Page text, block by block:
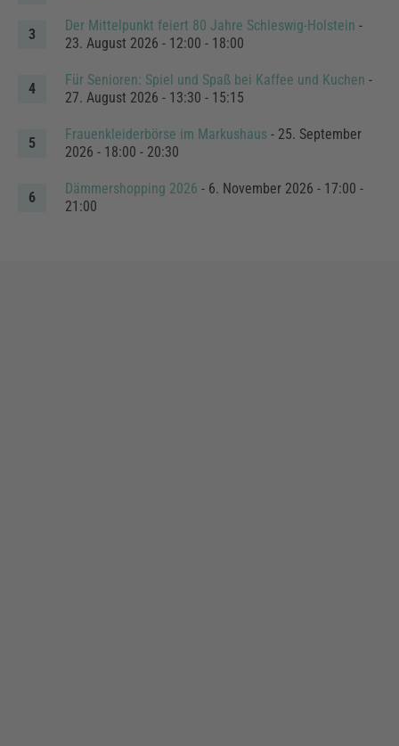
Der Mittelpunkt feiert 80 Jahre Schleswig-Holstein -
23. August 2026 - 12:00 - 18:00
Für Senioren: Spiel und Spaß bei Kaffee und Kuchen -
27. August 2026 - 13:30 - 15:15
Frauenkleiderbörse im Markushaus- 25. September
2026 - 18:00 - 20:30
Dämmershopping 2026 - 6. November 2026 - 17:00 -
21:00